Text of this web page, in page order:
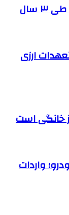
ارزی
واردات